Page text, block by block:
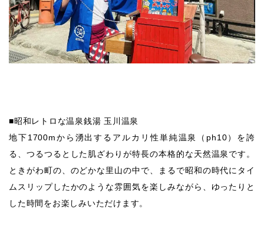
■昭和レトロな温泉銭湯 玉川温泉
地下1700mから湧出するアルカリ性単純温泉（ph10）を誇
る、つるつるとした肌ざわりが特長の本格的な天然温泉です。
ときがわ町の、のどかな里山の中で、まるで昭和の時代にタイ
ムスリップしたかのような雰囲気を楽しみながら、ゆったりと
した時間をお楽しみいただけます。